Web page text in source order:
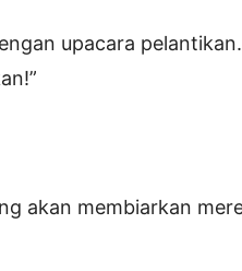
upacara
akan membiarkan